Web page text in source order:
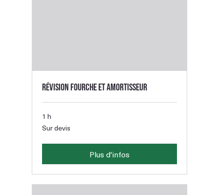
Révision fourche et amortisseur
1 h
Sur
devis
Sur devis
Plus d'infos